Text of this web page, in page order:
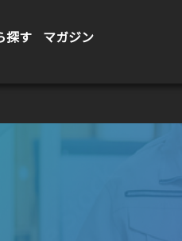
探す マガジン